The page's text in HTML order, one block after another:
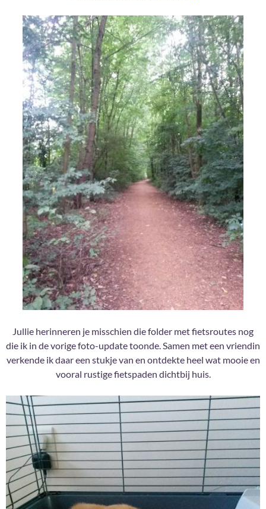
Jullie herinneren je misschien die folder met fietsroutes nog
die ik in de vorige foto-update toonde. Samen met een vriendin
verkende ik daar een stukje van en ontdekte heel wat mooie en
vooral rustige fietspaden dichtbij huis.